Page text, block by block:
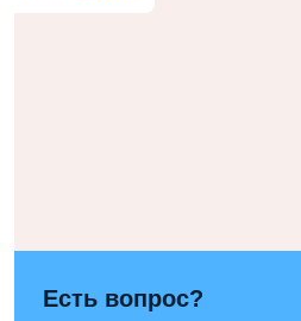
Есть вопрос?